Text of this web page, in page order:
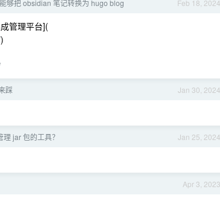
Feb 18, 2024
够把 obsidian 笔记转换为 hugo blog
管理平台](
)
Jan 30, 2024
踩
Jan 25, 2024
jar 包的工具？
Apr 3, 2023